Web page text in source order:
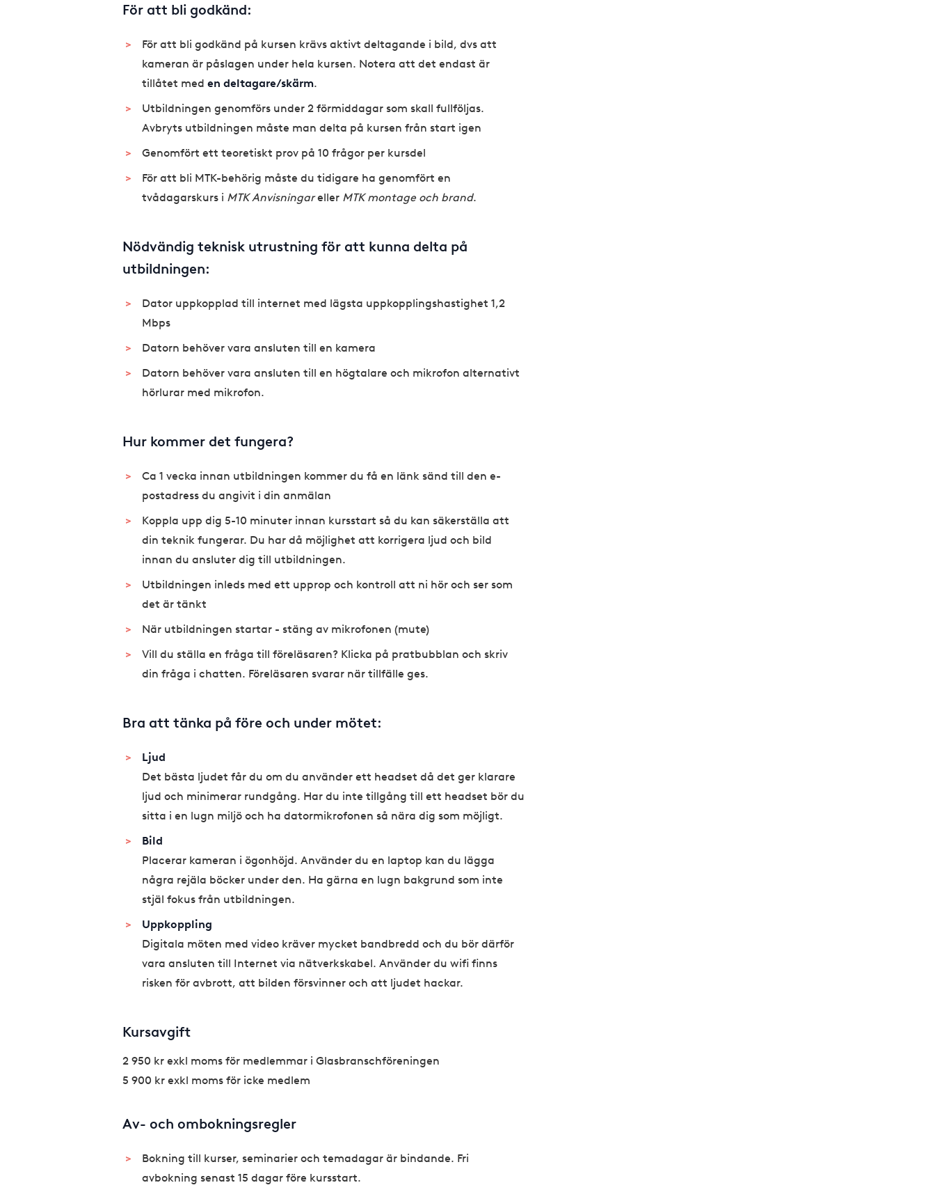
För att bli godkänd:
För att bli godkänd på kursen krävs aktivt deltagande i bild, dvs att
kameran är påslagen under hela kursen. Notera att det endast är
tillåtet med en deltagare/skärm.
Utbildningen genomförs under 2 förmiddagar som skall fullföljas.
Avbryts utbildningen måste man delta på kursen från start igen
Genomfört ett teoretiskt prov på 10 frågor per kursdel
För att bli MTK-behörig måste du tidigare ha genomfört en
tvådagarskurs i MTK Anvisningareller MTK montage och brand.
Nödvändig teknisk utrustning för att kunna delta på
utbildningen:
Dator uppkopplad till internet med lägsta uppkopplingshastighet 1,2
Mbps
Datorn behöver vara ansluten till en kamera
Datorn behöver vara ansluten till en högtalare och mikrofon alternativt
hörlurar med mikrofon.
Hur kommer det fungera?
Ca 1 vecka innan utbildningen kommer du få en länk sänd till den e-
postadress du angivit i din anmälan
Koppla upp dig 5-10 minuter innan kursstart så du kan säkerställa att
din teknik fungerar. Du har då möjlighet att korrigera ljud och bild
innan du ansluter dig till utbildningen.
Utbildningen inleds med ett upprop och kontroll att ni hör och ser som
det är tänkt
När utbildningen startar - stäng av mikrofonen (mute)
Vill du ställa en fråga till föreläsaren? Klicka på pratbubblan och skriv
din fråga i chatten. Föreläsaren svarar när tillfälle ges.
Bra att tänka på före och under mötet:
Ljud
Det bästa ljudet får du om du använder ett headset då det ger klarare
ljud och minimerar rundgång. Har du inte tillgång till ett headset bör du
sitta i en lugn miljö och ha datormikrofonen så nära dig som möjligt.
​Bild
Placerar kameran i ögonhöjd. Använder du en laptop kan du lägga
några rejäla böcker under den. Ha gärna en lugn bakgrund som inte
stjäl fokus från utbildningen.
Uppkoppling
Digitala möten med video kräver mycket bandbredd och du bör därför
vara ansluten till Internet via nätverkskabel. Använder du wifi finns
risken för avbrott, att bilden försvinner och att ljudet hackar.
Kursavgift
2 950 kr exkl moms för medlemmar i Glasbranschföreningen
5 900 kr exkl moms för icke medlem
Av- och ombokningsregler
Bokning till kurser, seminarier och temadagar är bindande. Fri
avbokning senast 15 dagar före kursstart.